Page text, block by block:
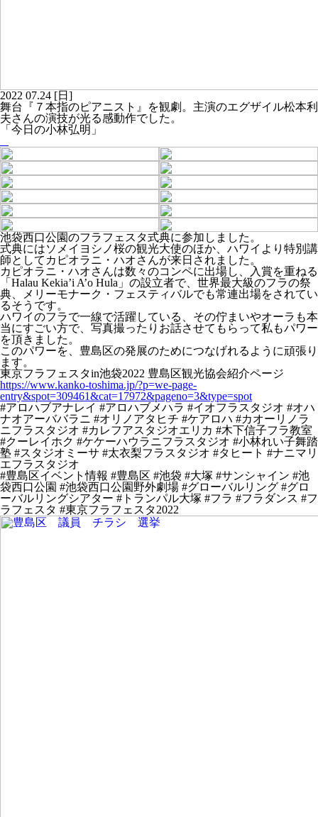
2022 07.24 [日]
舞台『７本指のピアニスト』を観劇。主演のエグザイル松本利
夫さんの演技が光る感動作でした。
「今日の小林弘明」
池袋西口公園のフラフェスタ式典に参加しました。
式典にはソメイヨシノ桜の観光大使のほか、ハワイより特別講
師としてカピオラニ・ハオさんが来日されました。
カピオラニ・ハオさんは数々のコンペに出場し、入賞を重ねる
「Halau Kekia’i A’o Hula」の設立者で、世界最大級のフラの祭
典、メリーモナーク・フェスティバルでも常連出場をされてい
るそうです。
ハワイのフラで一線で活躍している、その佇まいやオーラも本
当にすごい方で、写真撮ったりお話させてもらって私もパワー
を頂きました。
このパワーを、豊島区の発展のためにつなげれるように頑張り
ます。
東京フラフェスタin池袋2022 豊島区観光協会紹介ページ
https://www.kanko-toshima.jp/?p=we-page-
entry&spot=309461&cat=17972&pageno=3&type=spot
#アロハブアナレイ #アロハブメハラ #イオフラスタジオ #オハ
ナオアーババラニ #オリノアタヒチ #ケアロハ #カオーリノラ
ニフラスタジオ #カレフアスタジオエリカ #木下信子フラ教室
#クーレイホク #ケケーハウラニフラスタジオ #小林れい子舞踏
塾 #スタジオミーサ #太衣梨フラスタジオ #タヒート #ナニマリ
エフラスタジオ
#豊島区イベント情報 #豊島区 #池袋 #大塚 #サンシャイン #池
袋西口公園 #池袋西口公園野外劇場 #グローバルリング #グロ
ーバルリングシアター #トランパル大塚 #フラ #フラダンス #フ
ラフェスタ #東京フラフェスタ2022